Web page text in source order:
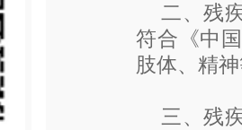
二、残
符合《中
肢体、精
三、残